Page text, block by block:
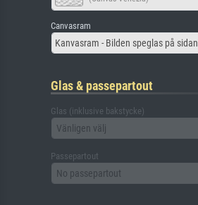
Canvasram
Kanvasram - Bilden speglas på sidan
Glas & passepartout
Glas (inklusive bakstycke)
Vänligen välj
Passepartout
No passepartout